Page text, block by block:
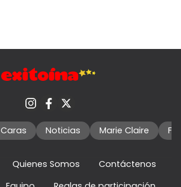
Caras Noticias Marie Claire
Quienes Somos
Contáctenos